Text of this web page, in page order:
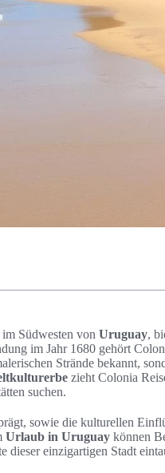
Südwesten von Uruguay,
im Jahr 1680 gehört
Strände bekannt,
zieht Colonia
suchen.
sowie die kulturellen
Urlaub in Uruguay können
dieser einzigartigen Stadt